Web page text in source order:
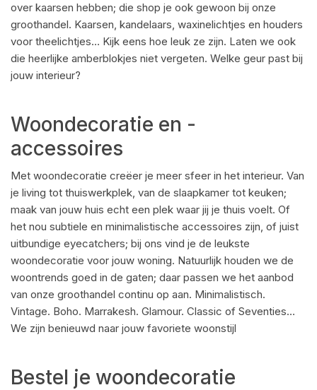
over kaarsen hebben; die shop je ook gewoon bij onze
groothandel. Kaarsen, kandelaars, waxinelichtjes en houders
voor theelichtjes… Kijk eens hoe leuk ze zijn. Laten we ook
die heerlijke amberblokjes niet vergeten. Welke geur past bij
jouw interieur?
Woondecoratie en -
accessoires
Met woondecoratie creëer je meer sfeer in het interieur. Van
je living tot thuiswerkplek, van de slaapkamer tot keuken;
maak van jouw huis echt een plek waar jij je thuis voelt. Of
het nou subtiele en minimalistische accessoires zijn, of juist
uitbundige eyecatchers; bij ons vind je de leukste
woondecoratie voor jouw woning. Natuurlijk houden we de
woontrends goed in de gaten; daar passen we het aanbod
van onze groothandel continu op aan. Minimalistisch.
Vintage. Boho. Marrakesh. Glamour. Classic of Seventies…
We zijn benieuwd naar jouw favoriete woonstijl
Bestel je woondecoratie